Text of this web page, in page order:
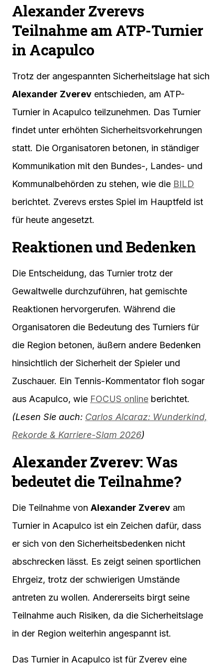
Alexander Zverevs
Teilnahme am ATP-Turnier
in Acapulco
Trotz der angespannten Sicherheitslage hat sich
Alexander Zverev entschieden, am ATP-
Turnier in Acapulco teilzunehmen. Das Turnier
findet unter erhöhten Sicherheitsvorkehrungen
statt. Die Organisatoren betonen, in ständiger
Kommunikation mit den Bundes-, Landes- und
Kommunalbehörden zu stehen, wie die BILD
berichtet. Zverevs erstes Spiel im Hauptfeld ist
für heute angesetzt.
Reaktionen und Bedenken
Die Entscheidung, das Turnier trotz der
Gewaltwelle durchzuführen, hat gemischte
Reaktionen hervorgerufen. Während die
Organisatoren die Bedeutung des Turniers für
die Region betonen, äußern andere Bedenken
hinsichtlich der Sicherheit der Spieler und
Zuschauer. Ein Tennis-Kommentator floh sogar
aus Acapulco, wie FOCUS online berichtet.
(Lesen Sie auch: Carlos Alcaraz: Wunderkind,
Rekorde & Karriere-Slam 2026)
Alexander Zverev: Was
bedeutet die Teilnahme?
Die Teilnahme von Alexander Zverev am
Turnier in Acapulco ist ein Zeichen dafür, dass
er sich von den Sicherheitsbedenken nicht
abschrecken lässt. Es zeigt seinen sportlichen
Ehrgeiz, trotz der schwierigen Umstände
antreten zu wollen. Andererseits birgt seine
Teilnahme auch Risiken, da die Sicherheitslage
in der Region weiterhin angespannt ist.
Das Turnier in Acapulco ist für Zverev eine